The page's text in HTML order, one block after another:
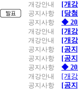
개강안내
[개
공지사항
[당
공지사항
◆
개강안내
[개
개강안내
[개
공지사항
[공
공지사항
[공
공지사항
◆
개강안내
[개
공지사항
[공